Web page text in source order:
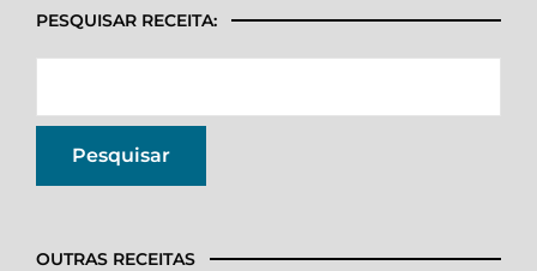
PESQUISAR RECEITA:
OUTRAS RECEITAS